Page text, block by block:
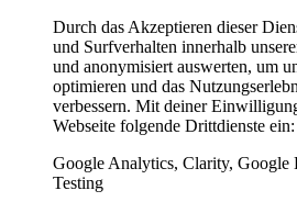
Durch das Akzeptieren dieser
und Surfverhalten innerhalb
und anonymisiert auswerten, um
optimieren und das
verbessern. Mit deiner
Webseite folgende Drittdienste ein:
Google Analytics, Clarity, Google
Testing